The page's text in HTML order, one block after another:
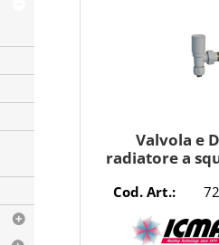
Valvola e
radiatore a
Cod. Art.: